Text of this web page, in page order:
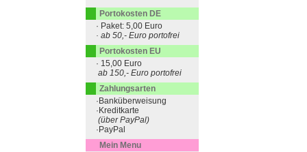
Portokosten DE
· Paket: 5,00 Euro
· ab 50,- Euro portofrei
Portokosten EU
· 15,00 Euro
ab 150,- Euro portofrei
Zahlungsarten
·Banküberweisung
·Kreditkarte
(über PayPal)
·PayPal
Mein Menu